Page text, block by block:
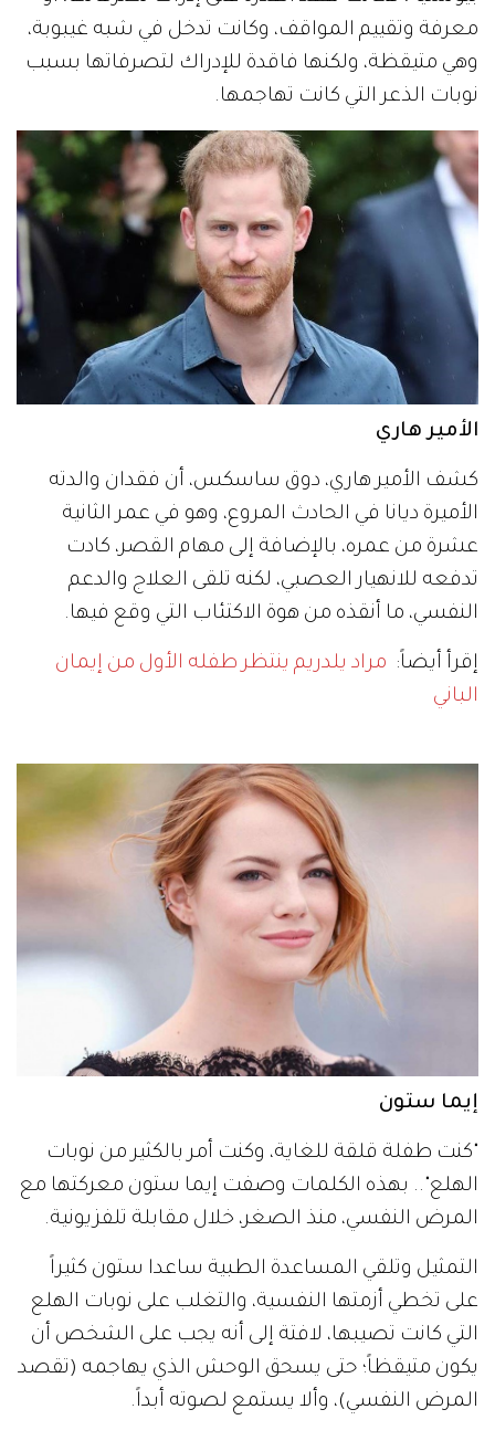
معرفة وتقييم المواقف، وكانت تدخل في شبه غيبوبة،
وهي متيقظة، ولكنها فاقدة للإدراك لتصرفاتها بسبب
نوبات الذعر التي كانت تهاجمها.
الأمير هاري
كشف الأمير هاري، دوق ساسكس، أن فقدان والدته
الأميرة ديانا في الحادث المروع، وهو في عمر الثانية
عشرة من عمره، بالإضافة إلى مهام القصر، كادت
تدفعه للانهيار العصبي، لكنه تلقى العلاج والدعم
النفسي، ما أنقذه من هوة الاكتئاب التي وقع فيها.
إقرأ أيضاً: مراد يلدريم ينتظر طفله الأول من إيمان
الباني
إيما ستون
"كنت طفلة قلقة للغاية، وكنت أمر بالكثير من نوبات
الهلع".. بهذه الكلمات وصفت إيما ستون معركتها مع
المرض النفسي، منذ الصغر، خلال مقابلة تلفزيونية.
التمثيل وتلقي المساعدة الطبية ساعدا ستون كثيراً
على تخطي أزمتها النفسية، والتغلب على نوبات الهلع
التي كانت تصيبها، لافتة إلى أنه يجب على الشخص أن
يكون متيقظاً؛ حتى يسحق الوحش الذي يهاجمه (تقصد
المرض النفسي)، وألا يستمع لصوته أبداً.